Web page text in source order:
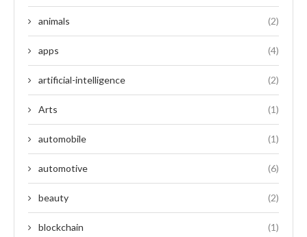
animals (2)
apps (4)
artificial-intelligence (2)
Arts (1)
automobile (1)
automotive (6)
beauty (2)
blockchain (1)